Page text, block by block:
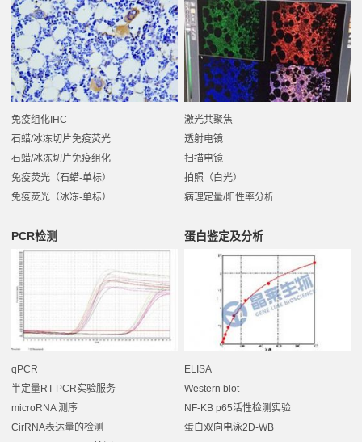
免疫组化IHC
石蜡/冰冻切片免疫荧光
石蜡/冰冻切片免疫组化
免疫荧光（石蜡-单标）
免疫荧光（冰冻-单标）
激光共聚焦
透射电镜
扫描电镜
拍照（白光）
病理定量/阳性率分析
PCR检测
qPCR
半定量RT-PCR实验服务
microRNA 测序
CirRNA表达量的检测
蛋白鉴定及分析
ELISA
Western blot
NF-KB p65活性检测实验
蛋白双向电泳2D-WB